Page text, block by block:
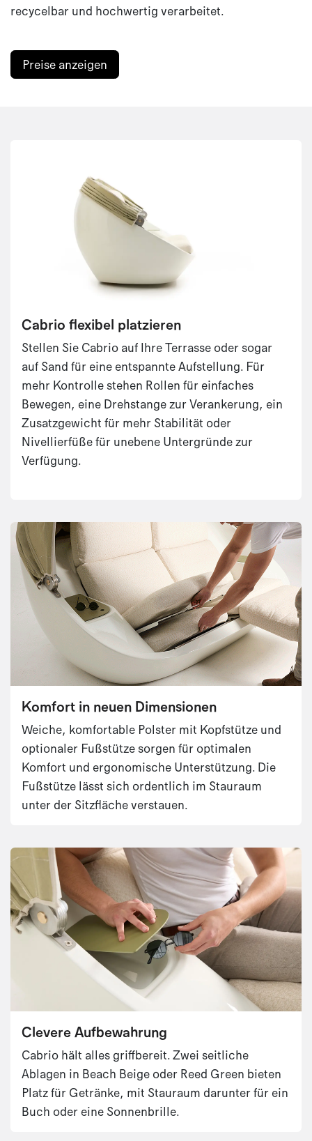
recycelbar und hochwertig verarbeitet.
Preise anzeigen
Cabrio flexibel platzieren
Stellen Sie Cabrio auf Ihre Terrasse oder sogar
auf Sand für eine entspannte Aufstellung. Für
mehr Kontrolle stehen Rollen für einfaches
Bewegen, eine Drehstange zur Verankerung, ein
Zusatzgewicht für mehr Stabilität oder
Nivellierfüße für unebene Untergründe zur
Verfügung.
Komfort in neuen Dimensionen
Weiche, komfortable Polster mit Kopfstütze und
optionaler Fußstütze sorgen für optimalen
Komfort und ergonomische Unterstützung. Die
Fußstütze lässt sich ordentlich im Stauraum
unter der Sitzfläche verstauen.
Clevere Aufbewahrung
Cabrio hält alles griffbereit. Zwei seitliche
Ablagen in Beach Beige oder Reed Green bieten
Platz für Getränke, mit Stauraum darunter für ein
Buch oder eine Sonnenbrille.